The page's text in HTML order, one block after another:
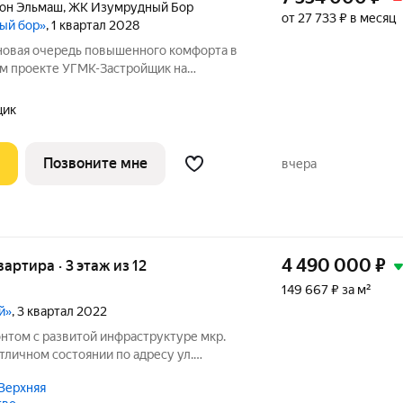
Эльмаш,ЖК Изумрудный Бор
бор», 1 квартал 2028
очередь повышенного комфорта в
проекте УГМК-Застройщик на
уровня жизни. А из окон
от 27 733 ₽ в месяц
Позвоните мне вчера
· 3 этаж из 12
, 3 квартал 2022
с развитой инфраструктуре мкр.
состоянии по адресу ул.
на сделку, 1 взрослый собственник.
4 490 000 ₽
149 667 ₽ за м²